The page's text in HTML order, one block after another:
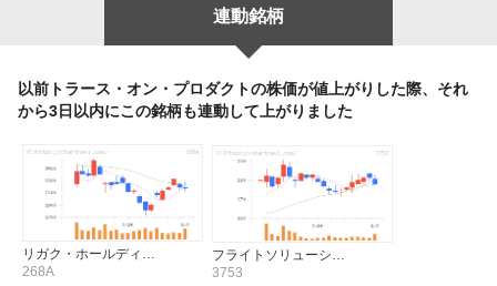
連動銘柄
以前トラース・オン・プロダクトの株価が値上がりした際、それ
から3日以内にこの銘柄も連動して上がりました
リガク・ホールディ…
268A
フライトソリューシ…
3753